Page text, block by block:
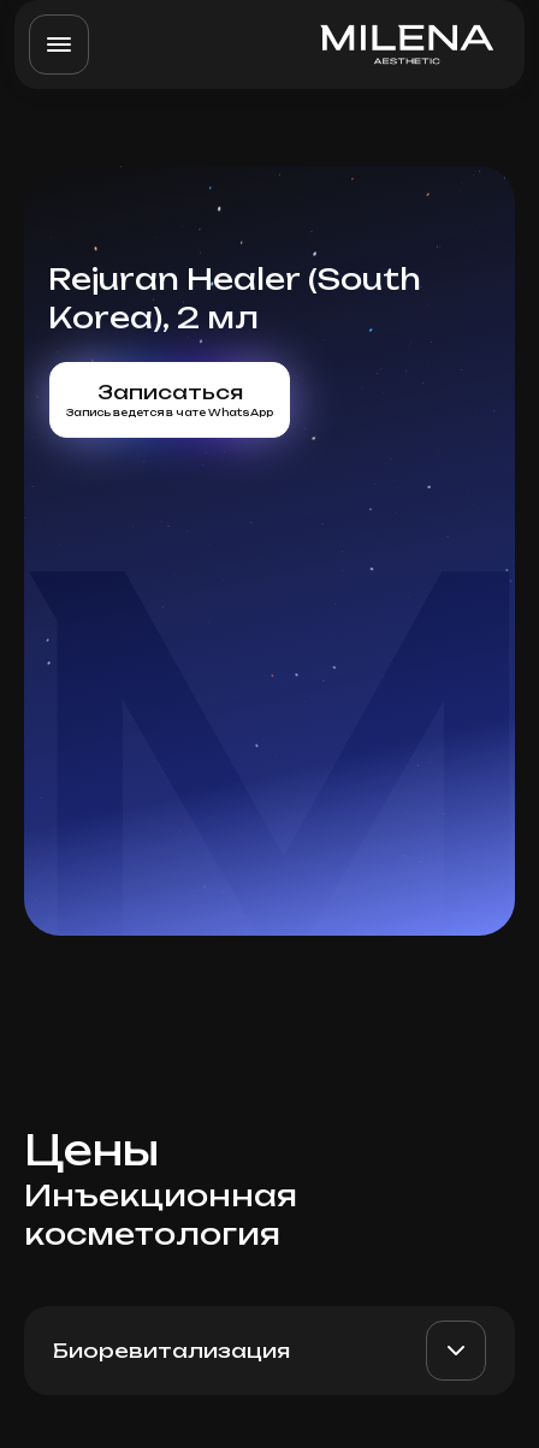
Rejuran Healer (South
Korea), 2 мл
Записаться
Запись ведется в чате WhatsApp
Цены
Инъекционная
косметология
Биоревитализация